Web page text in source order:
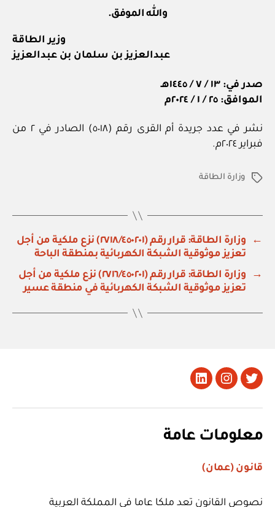
والله الموفق.
وزير الطاقة
عبدالعزيز بن سلمان بن عبدالعزيز
صدر في: ١٣ / ٧ / ١٤٤٥هـ
الموافق: ٢٥ / ١ / ٢٠٢٤م
نشر في عدد جريدة أم القرى رقم (٥٠١٨) الصادر في ٢ من
فبراير ٢٠٢٤م.
الوسوموزارة الطاقة
←
وزارة الطاقة: قرار رقم (٢٧١٨/٤٥٠٢٠١) نزع ملكية من أجل
تعزيز موثوقية الشبكة الكهربائية بمنطقة الباحة
→
وزارة الطاقة: قرار رقم (٢٧١٦/٤٥٠٢٠١) نزع ملكية من أجل
تعزيز موثوقية الشبكة الكهربائية في منطقة عسير
تويتر Instagram
LinkedIn
معلومات عامة
قانون (عمان)
نصوص القانون تعد ملكا عاما في المملكة العربية